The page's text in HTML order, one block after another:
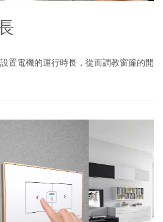
置電機的運行時長，從而調教窗簾的開